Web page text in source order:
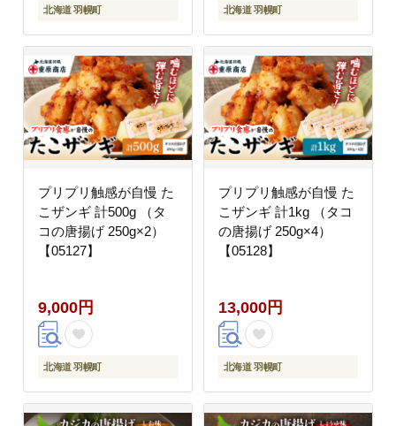
北海道 羽幌町 北海道 羽幌町
プリプリ触感が自慢 た
こザンギ 計500g （タ
コの唐揚げ 250g×2）
【05127】
9,000円
北海道 羽幌町
プリプリ触感が自慢 た
こザンギ 計1kg （タコ
の唐揚げ 250g×4）
【05128】
13,000円
北海道 羽幌町